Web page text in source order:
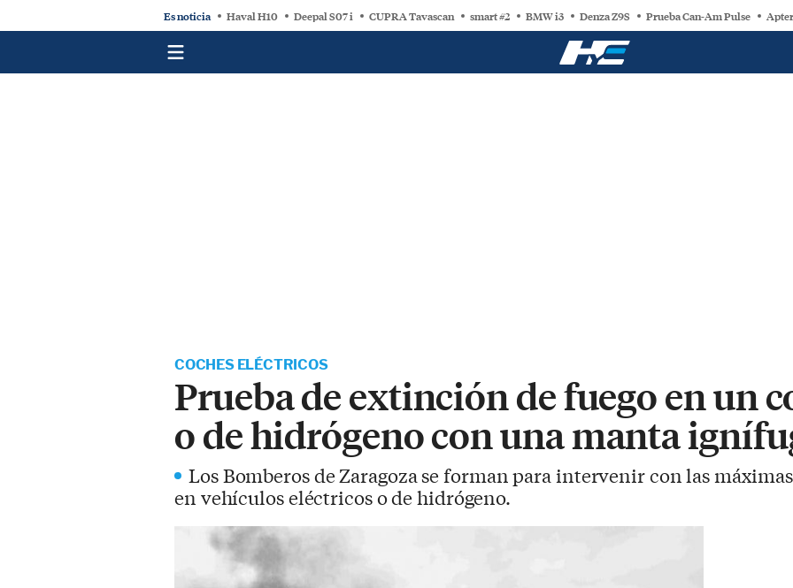
Es noticia Haval H10 Deepal S07 i CUPRA Tavascan smart #2 BMW i3 Denza Z9S Prueba Can-Am Pulse
COCHES ELÉCTRICOS
Prueba de extinción de fuego en un
o de hidrógeno con una manta
Los Bomberos de Zaragoza se forman para intervenir con las
en vehículos eléctricos o de hidrógeno.